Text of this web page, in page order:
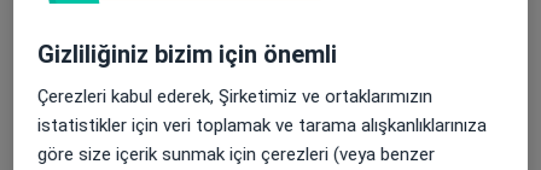
Kazım Dirik Mah. İstiklal Cad. Ceylan Apt. No:68 İç Kapı:6, Aliaga, Izmir, Turkey, İzmir
Psk. Seray Altın
Gizliliğiniz bizim için önemli
Çerezleri kabul ederek, Şirketimiz ve ortaklarımızın
istatistikler için veri toplamak ve tarama alışkanlıklarınıza
göre size içerik sunmak için çerezleri (veya benzer